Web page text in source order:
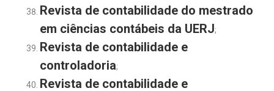
Revista de contabilidade do mestrado
em ciências contábeis da UERJ;
Revista de contabilidade e
controladoria;
Revista de contabilidade e